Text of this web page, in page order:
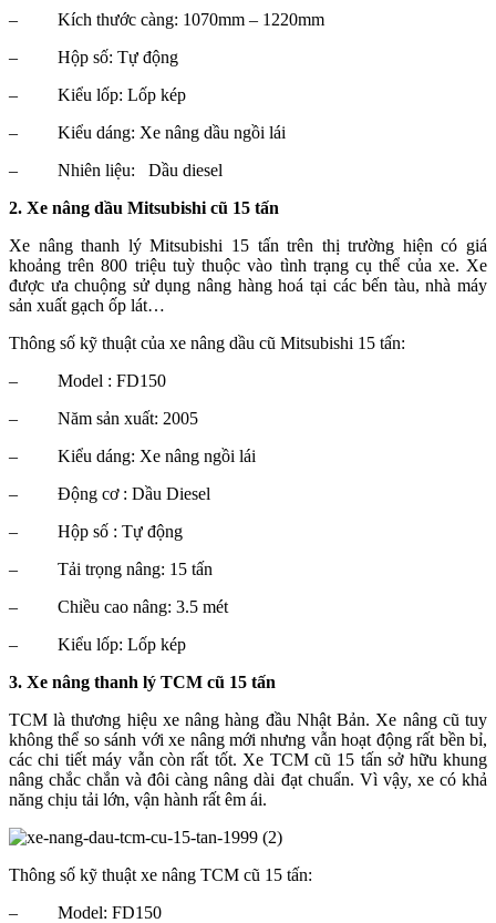
–
Kích thước càng: 1070mm – 1220mm
–
Hộp số: Tự động
–
Kiểu lốp: Lốp kép
–
Kiểu dáng: Xe nâng dầu ngồi lái
–
Nhiên liệu: Dầu diesel
2. Xe nâng dầu Mitsubishi cũ 15 tấn
Xe nâng thanh lý Mitsubishi 15 tấn trên thị trường hiện có giá
khoảng trên 800 triệu tuỳ thuộc vào tình trạng cụ thể của xe. Xe
được ưa chuộng sử dụng nâng hàng hoá tại các bến tàu, nhà máy
sản xuất gạch ốp lát…
Thông số kỹ thuật của xe nâng dầu cũ Mitsubishi 15 tấn:
–
Model : FD150
–
Năm sản xuất: 2005
–
Kiểu dáng: Xe nâng ngồi lái
–
Động cơ : Dầu Diesel
–
Hộp số : Tự động
–
Tải trọng nâng: 15 tấn
–
Chiều cao nâng: 3.5 mét
–
Kiểu lốp: Lốp kép
3. Xe nâng thanh lý TCM cũ 15 tấn
TCM là thương hiệu xe nâng hàng đầu Nhật Bản. Xe nâng cũ tuy
không thể so sánh với xe nâng mới nhưng vẫn hoạt động rất bền bỉ,
các chi tiết máy vẫn còn rất tốt. Xe TCM cũ 15 tấn sở hữu khung
nâng chắc chắn và đôi càng nâng dài đạt chuẩn. Vì vậy, xe có khả
năng chịu tải lớn, vận hành rất êm ái.
Thông số kỹ thuật xe nâng TCM cũ 15 tấn:
–
Model: FD150